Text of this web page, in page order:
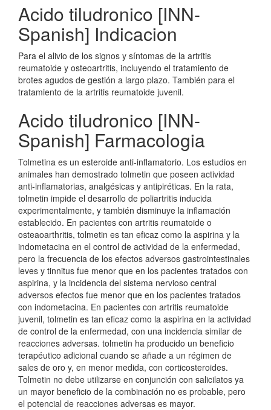
Acido tiludronico [INN-
Spanish] Indicacion
Para el alivio de los signos y síntomas de la artritis
reumatoide y osteoartritis, incluyendo el tratamiento de
brotes agudos de gestión a largo plazo. También para el
tratamiento de la artritis reumatoide juvenil.
Acido tiludronico [INN-
Spanish] Farmacologia
Tolmetina es un esteroide anti-inflamatorio. Los estudios en
animales han demostrado tolmetin que poseen actividad
anti-inflamatorias, analgésicas y antipiréticas. En la rata,
tolmetin impide el desarrollo de poliartritis inducida
experimentalmente, y también disminuye la inflamación
establecido. En pacientes con artritis reumatoide o
osteaoarthritis, tolmetin es tan eficaz como la aspirina y la
indometacina en el control de actividad de la enfermedad,
pero la frecuencia de los efectos adversos gastrointestinales
leves y tinnitus fue menor que en los pacientes tratados con
aspirina, y la incidencia del sistema nervioso central
adversos efectos fue menor que en los pacientes tratados
con indometacina. En pacientes con artritis reumatoide
juvenil, tolmetin es tan eficaz como la aspirina en la actividad
de control de la enfermedad, con una incidencia similar de
reacciones adversas. tolmetin ha producido un beneficio
terapéutico adicional cuando se añade a un régimen de
sales de oro y, en menor medida, con corticosteroides.
Tolmetin no debe utilizarse en conjunción con salicilatos ya
un mayor beneficio de la combinación no es probable, pero
el potencial de reacciones adversas es mayor.